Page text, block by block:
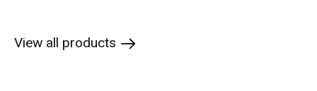
View all products